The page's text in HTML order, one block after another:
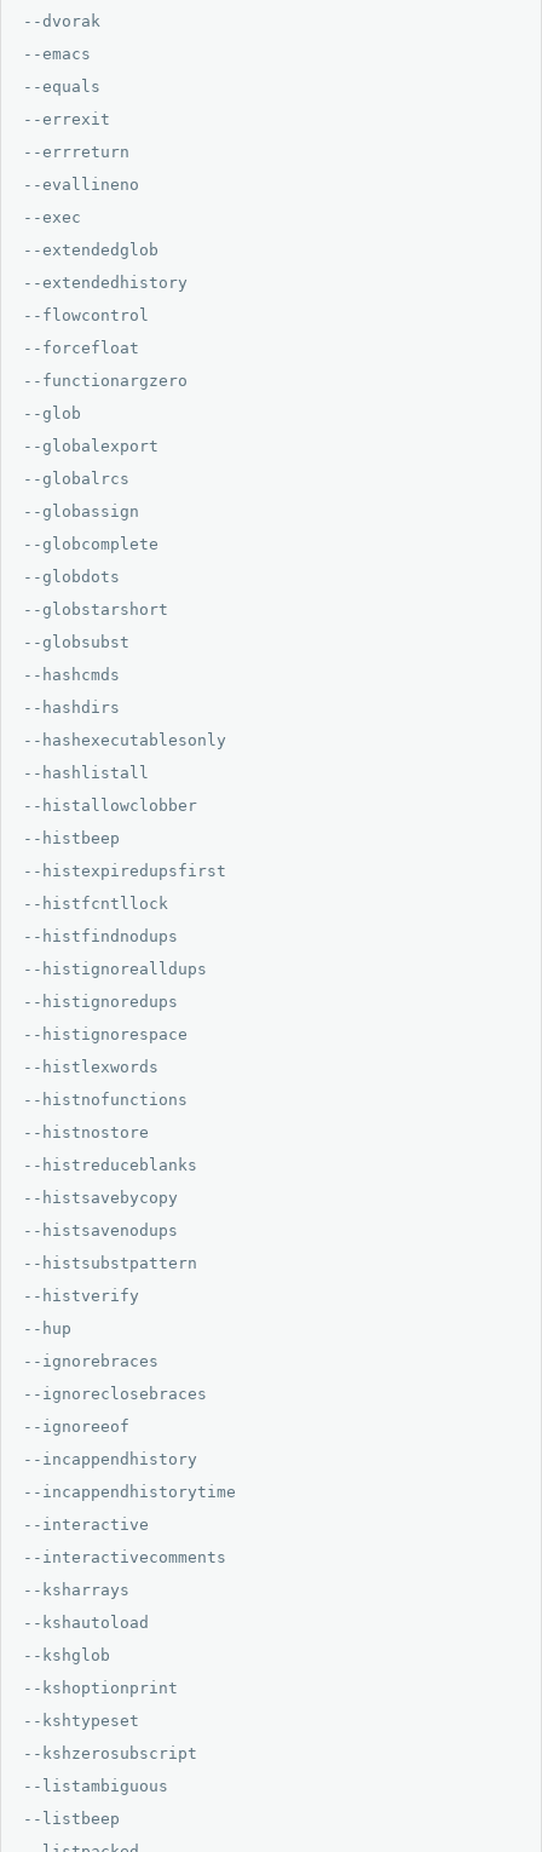
--dvorak
--emacs
--equals
--errexit
--errreturn
--evallineno
--exec
--extendedglob
--extendedhistory
--flowcontrol
--forcefloat
--functionargzero
--glob
--globalexport
--globalrcs
--globassign
--globcomplete
--globdots
--globstarshort
--globsubst
--hashcmds
--hashdirs
--hashexecutablesonly
--hashlistall
--histallowclobber
--histbeep
--histexpiredupsfirst
--histfcntllock
--histfindnodups
--histignorealldups
--histignoredups
--histignorespace
--histlexwords
--histnofunctions
--histnostore
--histreduceblanks
--histsavebycopy
--histsavenodups
--histsubstpattern
--histverify
--hup
--ignorebraces
--ignoreclosebraces
--ignoreeof
--incappendhistory
--incappendhistorytime
--interactive
--interactivecomments
--ksharrays
--kshautoload
--kshglob
--kshoptionprint
--kshtypeset
--kshzerosubscript
--listambiguous
--listbeep